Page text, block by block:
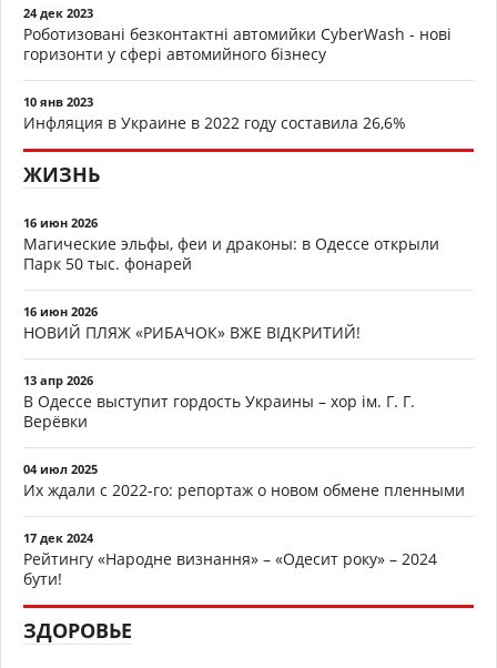
24 дек 2023
Роботизовані безконтактні автомийки CyberWash - нові
горизонти у сфері автомийного бізнесу
10 янв 2023
Инфляция в Украине в 2022 году составила 26,6%
ЖИЗНЬ
16 июн 2026
Магические эльфы, феи и драконы: в Одессе открыли
Парк 50 тыс. фонарей
16 июн 2026
НОВИЙ ПЛЯЖ «РИБАЧОК» ВЖЕ ВІДКРИТИЙ!
13 апр 2026
В Одессе выступит гордость Украины – хор ім. Г. Г.
Верёвки
04 июл 2025
Их ждали с 2022-го: репортаж о новом обмене пленными
17 дек 2024
Рейтингу «Народне визнання» – «Одесит року» – 2024
бути!
ЗДОРОВЬЕ